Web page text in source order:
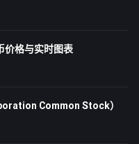
价格与实时图表
Common Stock）